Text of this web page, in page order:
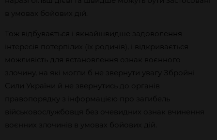
в умовах бойових дій.
Тож відбувається і якнайшвидше задоволення
інтересів потерпілих (їх родичів), і відкривається
можливість для встановлення ознак воєнного
злочину, на які могли б не звернути увагу Збройні
Сили України й не звернутись до органів
правопорядку з інформацією про загибель
військовослужбовця без очевидних ознак вчинення
воєнних злочинів в умовах бойових дій.